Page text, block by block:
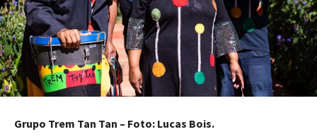
Grupo Trem Tan Tan – Foto: Lucas Bois.